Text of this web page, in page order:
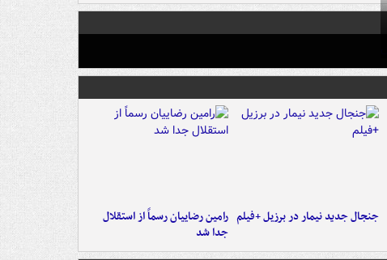
جنجال جدید نیمار در برزیل +فیلم رامین رضاییان رسماً از استقلال
جدا شد